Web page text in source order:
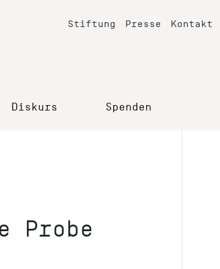
Stiftung Presse Kontakt
Diskurs Spenden
Probe